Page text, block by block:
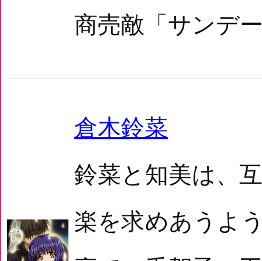
商売敵「サンデ
倉木鈴菜
鈴菜と知美は、
楽を求めあうよ